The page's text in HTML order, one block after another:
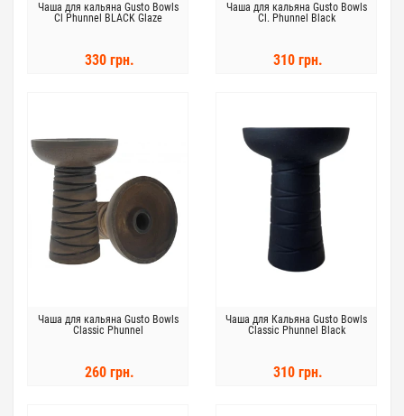
Чаша для кальяна Gusto Bowls
Cl Phunnel BLACK Glaze
330 грн.
Чаша для кальяна Gusto Bowls
Cl. Phunnel Black
310 грн.
Чаша для кальяна Gusto Bowls
Classic Phunnel
260 грн.
Чаша для Кальяна Gusto Bowls
Classic Phunnel Black
310 грн.